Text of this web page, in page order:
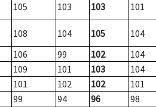
105 103 103 101
108 104 105
104
106 99 102
104
109 101 103
104
101 102 102
101
99 94 96
98